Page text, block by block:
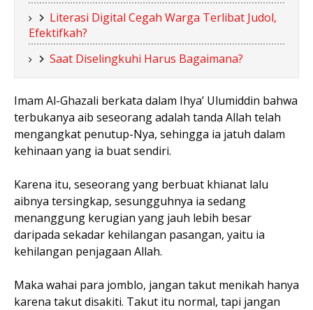
Literasi Digital Cegah Warga Terlibat Judol,
Efektifkah?
Saat Diselingkuhi Harus Bagaimana?
Imam Al-Ghazali berkata dalam Ihya’ Ulumiddin bahwa
terbukanya aib seseorang adalah tanda Allah telah
mengangkat penutup-Nya, sehingga ia jatuh dalam
kehinaan yang ia buat sendiri.
Karena itu, seseorang yang berbuat khianat lalu
aibnya tersingkap, sesungguhnya ia sedang
menanggung kerugian yang jauh lebih besar
daripada sekadar kehilangan pasangan, yaitu ia
kehilangan penjagaan Allah.
Maka wahai para jomblo, jangan takut menikah hanya
karena takut disakiti. Takut itu normal, tapi jangan